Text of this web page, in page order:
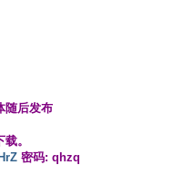
随后发布
。
密码: qhzq